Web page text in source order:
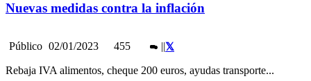
Nuevas medidas contra la inflación
Público 02/01/2023 455 ||
Rebaja IVA alimentos, cheque 200 euros, ayudas transporte...